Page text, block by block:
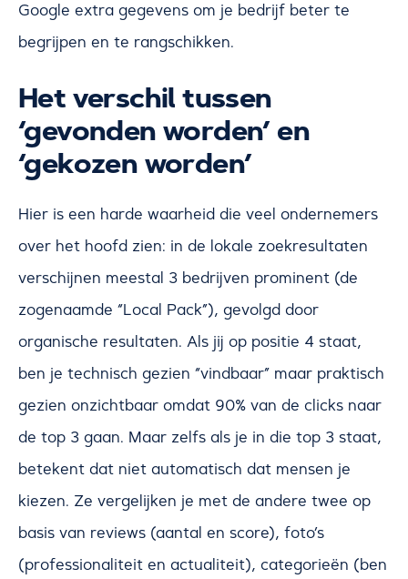
Google extra gegevens om je bedrijf beter te
begrijpen en te rangschikken.
Het verschil tussen
‘gevonden worden’ en
‘gekozen worden’
Hier is een harde waarheid die veel ondernemers
over het hoofd zien: in de lokale zoekresultaten
verschijnen meestal 3 bedrijven prominent (de
zogenaamde “Local Pack”), gevolgd door
organische resultaten. Als jij op positie 4 staat,
ben je technisch gezien “vindbaar” maar praktisch
gezien onzichtbaar omdat 90% van de clicks naar
de top 3 gaan. Maar zelfs als je in die top 3 staat,
betekent dat niet automatisch dat mensen je
kiezen. Ze vergelijken je met de andere twee op
basis van reviews (aantal en score), foto’s
(professionaliteit en actualiteit), categorieën (ben